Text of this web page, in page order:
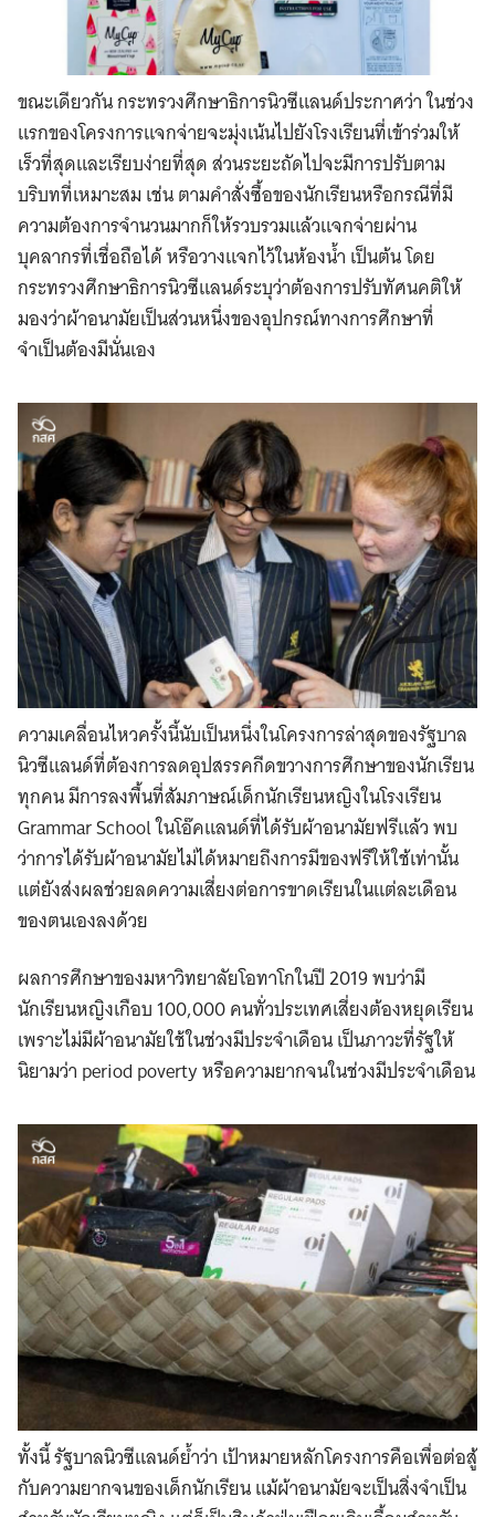
ขณะเดียวกัน กระทรวงศึกษาธิการนิวซีแลนด์ประกาศว่า ในช่วง
แรกของโครงการแจกจ่ายจะมุ่งเน้นไปยังโรงเรียนที่เข้าร่วมให้
เร็วที่สุดและเรียบง่ายที่สุด ส่วนระยะถัดไปจะมีการปรับตาม
บริบทที่เหมาะสม เช่น ตามคำสั่งซื้อของนักเรียนหรือกรณีที่มี
ความต้องการจำนวนมากก็ให้รวบรวมแล้วแจกจ่ายผ่าน
บุคลากรที่เชื่อถือได้ หรือวางแจกไว้ในห้องน้ำ เป็นต้น โดย
กระทรวงศึกษาธิการนิวซีแลนด์ระบุว่าต้องการปรับทัศนคติให้
มองว่าผ้าอนามัยเป็นส่วนหนึ่งของอุปกรณ์ทางการศึกษาที่
จำเป็นต้องมีนั่นเอง
ความเคลื่อนไหวครั้งนี้นับเป็นหนึ่งในโครงการล่าสุดของรัฐบาล
นิวซีแลนด์ที่ต้องการลดอุปสรรคกีดขวางการศึกษาของนักเรียน
ทุกคน มีการลงพื้นที่สัมภาษณ์เด็กนักเรียนหญิงในโรงเรียน
Grammar School ในโอ๊คแลนด์ที่ได้รับผ้าอนามัยฟรีแล้ว พบ
ว่าการได้รับผ้าอนามัยไม่ได้หมายถึงการมีของฟรีให้ใช้เท่านั้น
แต่ยังส่งผลช่วยลดความเสี่ยงต่อการขาดเรียนในแต่ละเดือน
ของตนเองลงด้วย
ผลการศึกษาของมหาวิทยาลัยโอทาโกในปี 2019 พบว่ามี
นักเรียนหญิงเกือบ 100,000 คนทั่วประเทศเสี่ยงต้องหยุดเรียน
เพราะไม่มีผ้าอนามัยใช้ในช่วงมีประจำเดือน เป็นภาวะที่รัฐให้
นิยามว่า period poverty หรือความยากจนในช่วงมีประจำเดือน
ทั้งนี้ รัฐบาลนิวซีแลนด์ย้ำว่า เป้าหมายหลักโครงการคือเพื่อต่อสู้
กับความยากจนของเด็กนักเรียน แม้ผ้าอนามัยจะเป็นสิ่งจำเป็น